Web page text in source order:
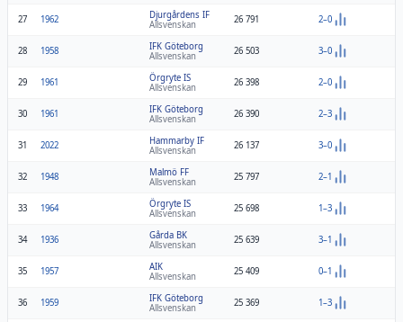
27 1962
Djurgårdens IF
Allsvenskan
26 791 2–0
28 1958
IFK Göteborg
Allsvenskan
26 503 3–0
29 1961
Örgryte IS
Allsvenskan
26 398 2–0
30 1961
IFK Göteborg
Allsvenskan
26 390 2–3
31 2022
Hammarby IF
Allsvenskan
26 137 3–0
32 1948
Malmö FF
Allsvenskan
25 797 2–1
33 1964
Örgryte IS
Allsvenskan
25 698 1–3
34 1936
Gårda BK
Allsvenskan
25 639 3–1
35 1957
AIK
Allsvenskan
25 409 0–1
36 1959
IFK Göteborg
Allsvenskan
25 369 1–3